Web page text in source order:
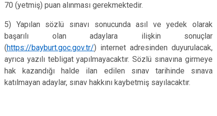
70 (yetmiş) puan alınması gerekmektedir.
5) Yapılan sözlü sınavı sonucunda asıl ve yedek olarak
başarılı olan adaylara ilişkin sonuçlar
(https://bayburt.goc.gov.tr/) internet adresinden duyurulacak,
ayrıca yazılı tebligat yapılmayacaktır. Sözlü sınavına girmeye
hak kazandığı halde ilan edilen sınav tarihinde sınava
katılmayan adaylar, sınav hakkını kaybetmiş sayılacaktır.